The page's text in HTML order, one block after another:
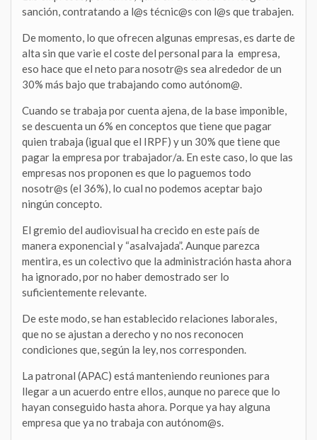
sanción, contratando a l@s técnic@s con l@s que trabajen.
De momento, lo que ofrecen algunas empresas, es darte de
alta sin que varie el coste del personal para la empresa,
eso hace que el neto para nosotr@s sea alrededor de un
30% más bajo que trabajando como autónom@.
Cuando se trabaja por cuenta ajena, de la base imponible,
se descuenta un 6% en conceptos que tiene que pagar
quien trabaja (igual que el IRPF) y un 30% que tiene que
pagar la empresa por trabajador/a. En este caso, lo que las
empresas nos proponen es que lo paguemos todo
nosotr@s (el 36%), lo cual no podemos aceptar bajo
ningún concepto.
El gremio del audiovisual ha crecido en este país de
manera exponencial y “asalvajada”. Aunque parezca
mentira, es un colectivo que la administración hasta ahora
ha ignorado, por no haber demostrado ser lo
suficientemente relevante.
De este modo, se han establecido relaciones laborales,
que no se ajustan a derecho y no nos reconocen
condiciones que, según la ley, nos corresponden.
La patronal (APAC) está manteniendo reuniones para
llegar a un acuerdo entre ellos, aunque no parece que lo
hayan conseguido hasta ahora. Porque ya hay alguna
empresa que ya no trabaja con autónom@s.